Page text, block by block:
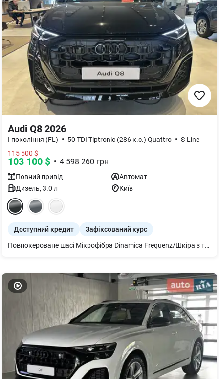
Audi Q8 2026
I покоління (FL) • 50 TDI Tiptronic (286 к.с.) Quattro • S-Line
115 500$
103 100 $ • 4 598 260 грн
Повний привід
Автомат
Дизель, 3.0 л Київ
Доступний кредит Зафіксований курс
Повнокероване шасі Мікрофібра Dinamica Frequenz/Шкіра з тисненням S Гарантія 4 роки або 120 000 км Світлодіодні матричні фари Audi Matrix Підвіска пневматична Додатковий захисний піддон двигуна Рульова колонка з електроприводом Підігрів передніх сидінь Рейлінги на даху чорні Кермо 3-спицеве шкіряне з підігрівом Пакет оптичний чорний плюс Audi Pre sense front Дзеркала з пам’яттю і автом. затемненням Декор дуб сірий Клімат-контроль 4-зональний Bang & Olufsen 3D Premium Sound System Audi phone box Органи управління глянцево-чорні Audi smartphone interface Мікрофібра Dinamica Frequenz/Шкіра з тисненням S. Система попередж. про зміну смуги руху Пакет-асистент Паркування вкл. камери кругового огляду Комфортний ключ Екстер єр - пакет S line Audi phone box light Сидіння передні з пам’яттю водія і пасажира Фонова підсвітка plus Audi virtual cockpit plus Світлодіодне освітлення зони посадки спереду і ззаду Диски 5 W-подібних спиць 10Jx21 сірий графіт, поліровані, R21. Засклення акустичне бічних вікон посилена шумоізоляція Оплата в гривні по комерційному курсу. Спец. пропозиція з вигодною - 11605 евро!!!